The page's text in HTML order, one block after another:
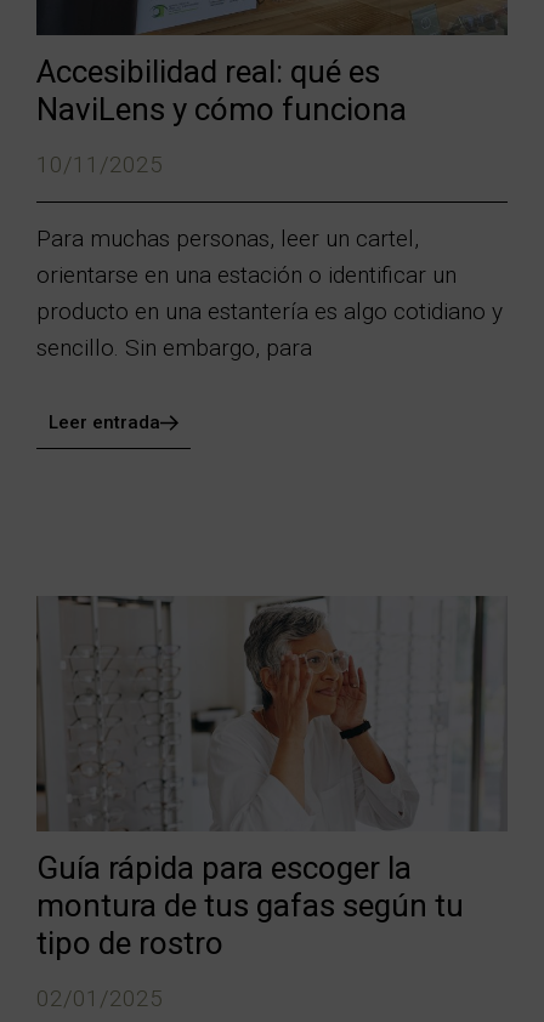
Accesibilidad real: qué es
NaviLens y cómo funciona
10/11/2025
Para muchas personas, leer un cartel,
orientarse en una estación o identificar un
producto en una estantería es algo cotidiano y
sencillo. Sin embargo, para
Leer entrada
Guía rápida para escoger la
montura de tus gafas según tu
tipo de rostro
02/01/2025